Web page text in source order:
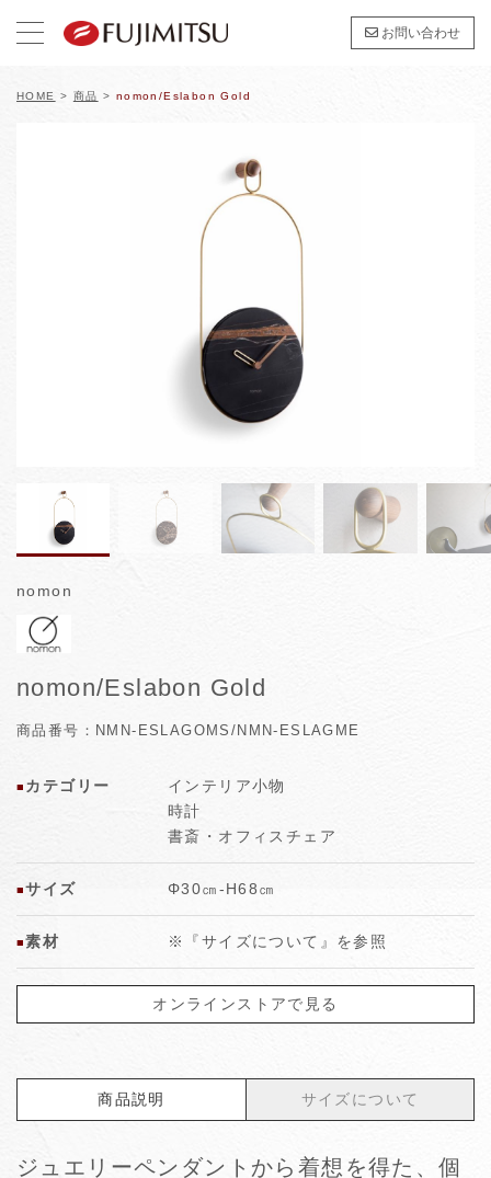
お問い合わせ
HOME > 商品 > nomon/Eslabon Gold
nomon
nomon/Eslabon Gold
商品番号：NMN-ESLAGOMS/NMN-ESLAGME
■ カテゴリー
インテリア小物
時計
書斎・オフィスチェア
■サイズ Φ30㎝‐H68㎝
■素材 ※『サイズについて』を参照
オンラインストアで見る
商品説明 サイズについて
ジュエリーペンダントから着想を得た、個